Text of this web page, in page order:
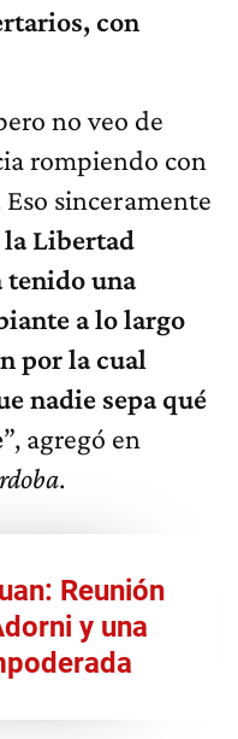
con
no veo de
rompiendo con
sinceramente
laLibertad
tenido una
a lo largo
por la cual
nadie sepa qué
”, agregó en
.
Reunión
y una